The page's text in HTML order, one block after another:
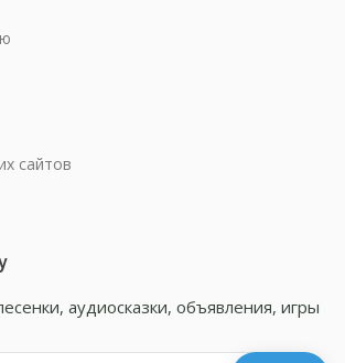
сайтов
аудиосказки, объявления, игры